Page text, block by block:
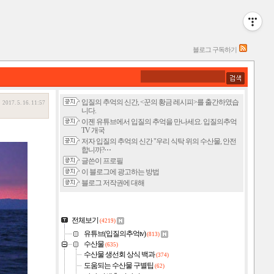
블로그 구독하기
2017. 5. 16. 11:57
입질의 추억의 신간, <꾼의 황금 레시피>를 출간하였습
니다.
이젠 유튜브에서 입질의 추억을 만나세요. 입질의추억
TV 개국
저자 입질의 추억의 신간 "우리 식탁 위의 수산물, 안전
합니까?⋯
글쓴이 프로필
이 블로그에 광고하는 방법
블로그 저작권에 대해
전체보기 (4219)
유튜브(입질의추억tv)(813)
수산물 (635)
수산물 생선회 상식 백과(374)
도움되는 수산물 구별팁 (62)